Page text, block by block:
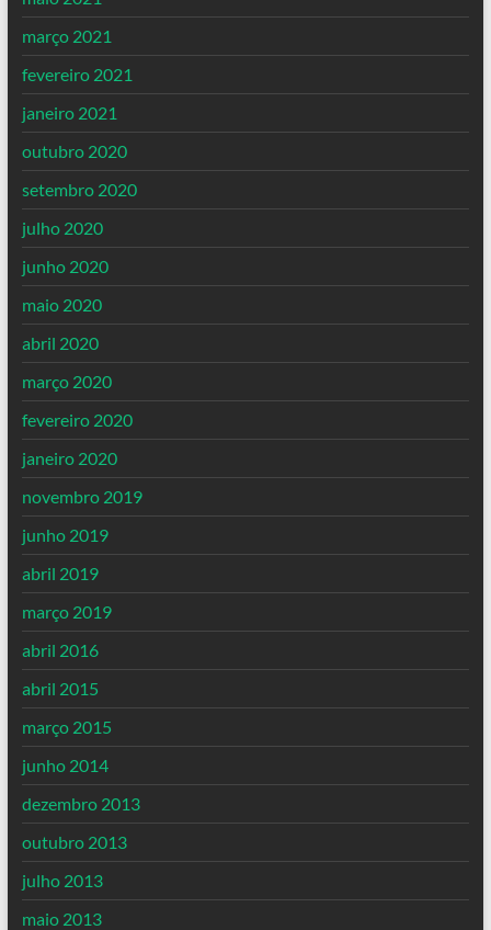
março 2021
fevereiro 2021
janeiro 2021
outubro 2020
setembro 2020
julho 2020
junho 2020
maio 2020
abril 2020
março 2020
fevereiro 2020
janeiro 2020
novembro 2019
junho 2019
abril 2019
março 2019
abril 2016
abril 2015
março 2015
junho 2014
dezembro 2013
outubro 2013
julho 2013
maio 2013